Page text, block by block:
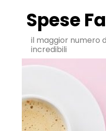
Spese
il maggior numero
incredibili